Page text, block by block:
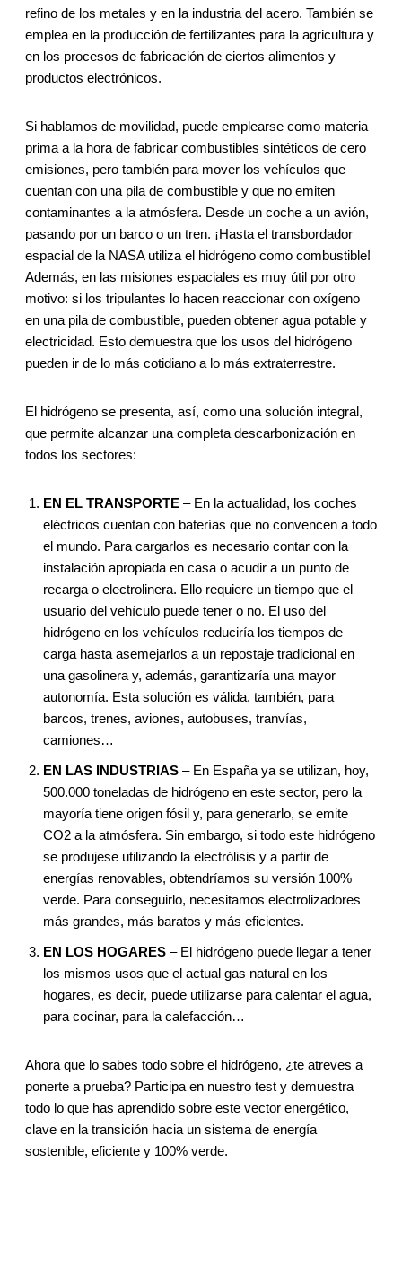
refino de los metales y en la industria del acero. También se
emplea en la producción de fertilizantes para la agricultura y
en los procesos de fabricación de ciertos alimentos y
productos electrónicos.
Si hablamos de movilidad, puede emplearse como materia
prima a la hora de fabricar combustibles sintéticos de cero
emisiones, pero también para mover los vehículos que
cuentan con una pila de combustible y que no emiten
contaminantes a la atmósfera. Desde un coche a un avión,
pasando por un barco o un tren. ¡Hasta el transbordador
espacial de la NASA utiliza el hidrógeno como combustible!
Además, en las misiones espaciales es muy útil por otro
motivo: si los tripulantes lo hacen reaccionar con oxígeno
en una pila de combustible, pueden obtener agua potable y
electricidad. Esto demuestra que los usos del hidrógeno
pueden ir de lo más cotidiano a lo más extraterrestre.
El hidrógeno se presenta, así, como una solución integral,
que permite alcanzar una completa descarbonización en
todos los sectores:
EN EL TRANSPORTE– En la actualidad, los coches
eléctricos cuentan con baterías que no convencen a todo
el mundo. Para cargarlos es necesario contar con la
instalación apropiada en casa o acudir a un punto de
recarga o electrolinera. Ello requiere un tiempo que el
usuario del vehículo puede tener o no. El uso del
hidrógeno en los vehículos reduciría los tiempos de
carga hasta asemejarlos a un repostaje tradicional en
una gasolinera y, además, garantizaría una mayor
autonomía. Esta solución es válida, también, para
barcos, trenes, aviones, autobuses, tranvías,
camiones…
EN LAS INDUSTRIAS– En España ya se utilizan, hoy,
500.000 toneladas de hidrógeno en este sector, pero la
mayoría tiene origen fósil y, para generarlo, se emite
CO2 a la atmósfera. Sin embargo, si todo este hidrógeno
se produjese utilizando la electrólisis y a partir de
energías renovables, obtendríamos su versión 100%
verde. Para conseguirlo, necesitamos electrolizadores
más grandes, más baratos y más eficientes.
EN LOS HOGARES– El hidrógeno puede llegar a tener
los mismos usos que el actual gas natural en los
hogares, es decir, puede utilizarse para calentar el agua,
para cocinar, para la calefacción…
Ahora que lo sabes todo sobre el hidrógeno, ¿te atreves a
ponerte a prueba? Participa en nuestro test y demuestra
todo lo que has aprendido sobre este vector energético,
clave en la transición hacia un sistema de energía
sostenible, eficiente y 100% verde.